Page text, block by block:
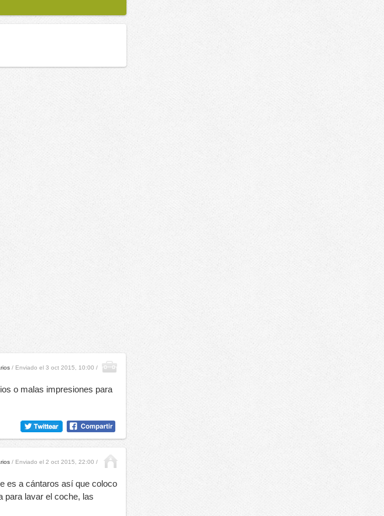
/ Enviado el 3 oct 2015, 10:00 /
o malas impresiones para
/ Enviado el 2 oct 2015, 22:00 /
es a cántaros así que coloco
para lavar el coche, las